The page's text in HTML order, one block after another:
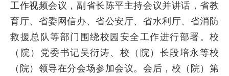
工作视频会议，副省长陈平主持会议并讲话，省教
育厅、省委网信办、省公安厅、省水利厅、省消防
救援总队等部门围绕校园安全工作进行部署。校
（院）党委书记吴衍涛、校（院）长段培永等校
（院）领导在分会场参加会议。会后，校（院）第